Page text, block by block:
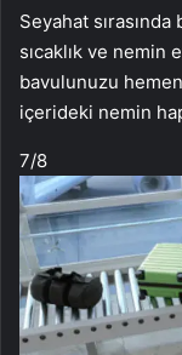
Seyahat
sıcaklık ve
bavulunuzu
içerideki nemin
7/8